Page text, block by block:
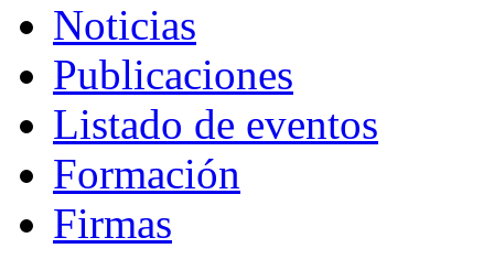
Noticias
Publicaciones
Listado de eventos
Formación
Firmas